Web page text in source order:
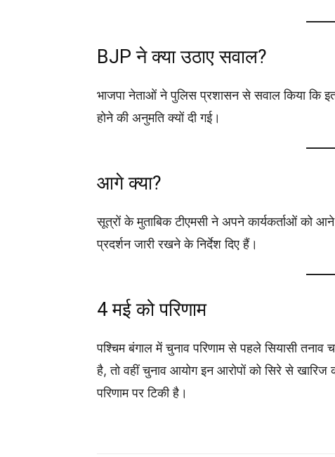
BJP ने क्या उठाए सवाल?
भाजपा नेताओं ने पुलिस प्रशासन से सवाल किया कि
होने की अनुमति क्यों दी गई।
आगे क्या?
सूत्रों के मुताबिक टीएमसी ने अपने कार्यकर्ताओं को आने
प्रदर्शन जारी रखने के निर्देश दिए हैं।
4 मई को परिणाम
पश्चिम बंगाल में चुनाव परिणाम से पहले सियासी
है, तो वहीं चुनाव आयोग इन आरोपों को सिरे से
परिणाम पर टिकी है।